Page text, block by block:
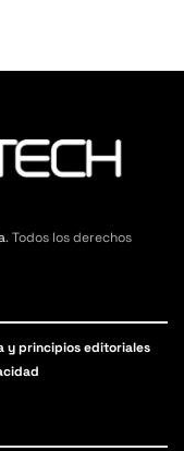
. Todos los derechos
y principios editoriales